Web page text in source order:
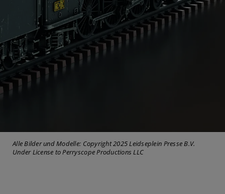
Alle Bilder und Modelle: Copyright 2025 Leidseplein Presse B.V.
Under License to Perryscope Productions LLC